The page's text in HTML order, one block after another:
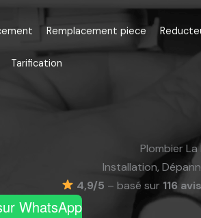
Remplacement piece
Tarification
Plombier
Installation,
4,9/5 – basé sur 116
WhatsApp